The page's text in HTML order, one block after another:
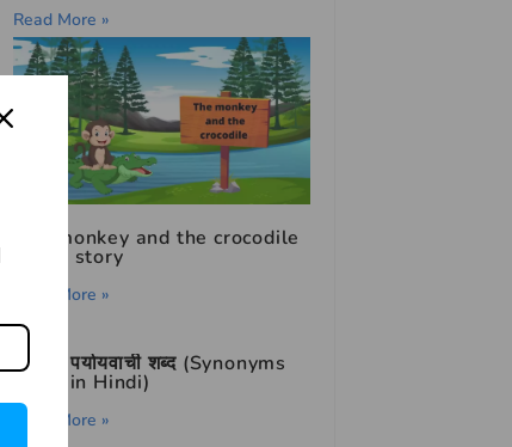
Read More »
The monkey and the crocodile
moral story
Read More »
हवा का पर्यायवाची शब्द (Synonyms
of हवा in Hindi)
Read More »